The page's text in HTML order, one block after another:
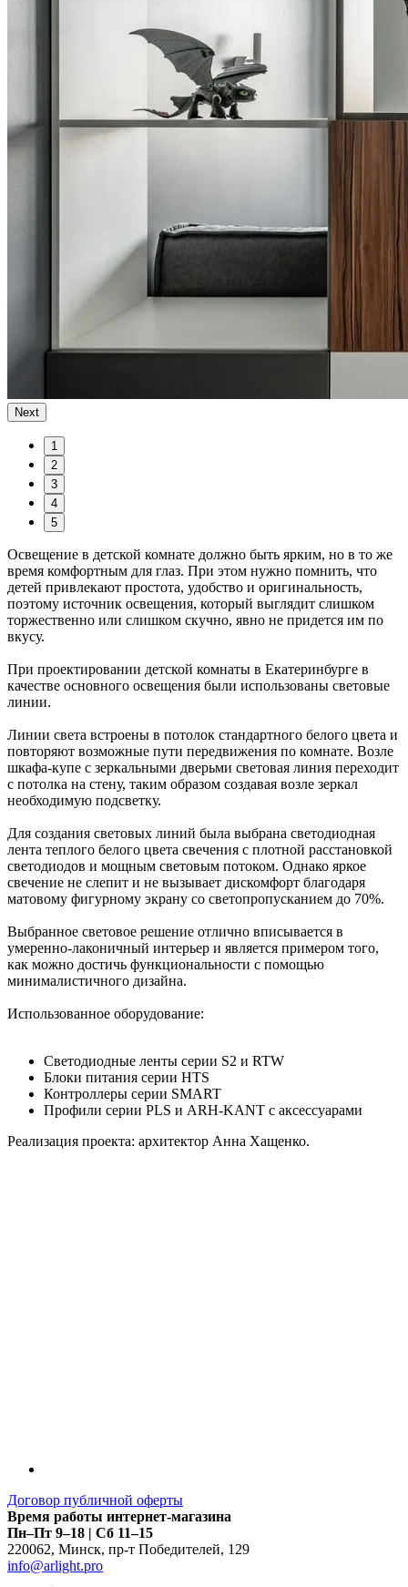
Next
1
2
3
4
5
Освещение в детской комнате должно быть ярким, но в то же
время комфортным для глаз. При этом нужно помнить, что
детей привлекают простота, удобство и оригинальность,
поэтому источник освещения, который выглядит слишком
торжественно или слишком скучно, явно не придется им по
вкусу.
При проектировании детской комнаты в Екатеринбурге в
качестве основного освещения были использованы световые
линии.
Линии света встроены в потолок стандартного белого цвета и
повторяют возможные пути передвижения по комнате. Возле
шкафа-купе с зеркальными дверьми световая линия переходит
с потолка на стену, таким образом создавая возле зеркал
необходимую подсветку.
Для создания световых линий была выбрана светодиодная
лента теплого белого цвета свечения с плотной расстановкой
светодиодов и мощным световым потоком. Однако яркое
свечение не слепит и не вызывает дискомфорт благодаря
матовому фигурному экрану со светопропусканием до 70%.
Выбранное световое решение отлично вписывается в
умеренно-лаконичный интерьер и является примером того,
как можно достичь функциональности с помощью
минималистичного дизайна.
Использованное оборудование:
Светодиодные ленты серии S2 и RTW
Блоки питания серии HTS
Контроллеры серии SMART
Профили серии PLS и ARH-KANT с аксессуарами
Реализация проекта: архитектор Анна Хащенко.
Договор публичной оферты
Время работы интернет-магазина
Пн–Пт 9–18 | Сб 11–15
220062, Минск, пр-т Победителей, 129
info@arlight.pro